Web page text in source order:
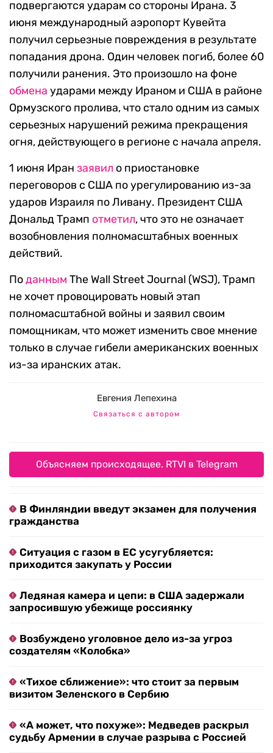
подвергаются ударам со стороны Ирана. 3
июня международный аэропорт Кувейта
получил серьезные повреждения в результате
попадания дрона. Один человек погиб, более 60
получили ранения. Это произошло на фоне
обмена ударами между Ираном и США в районе
Ормузского пролива, что стало одним из самых
серьезных нарушений режима прекращения
огня, действующего в регионе с начала апреля.
1 июня Иран заявил о приостановке
переговоров с США по урегулированию из-за
ударов Израиля по Ливану. Президент США
Дональд Трамп отметил, что это не означает
возобновления полномасштабных военных
действий.
Поданным The Wall Street Journal (WSJ), Трамп
не хочет провоцировать новый этап
полномасштабной войны и заявил своим
помощникам, что может изменить свое мнение
только в случае гибели американских военных
из-за иранских атак.
Евгения Лепехина
Связаться с автором
Объясняем происходящее. RTVI в Telegram
В Финляндии введут экзамен для получения
гражданства
Ситуация с газом в ЕС усугубляется:
приходится закупать у России
Ледяная камера и цепи: в США задержали
запросившую убежище россиянку
Возбуждено уголовное дело из-за угроз
создателям «Колобка»
«Тихое сближение»: что стоит за первым
визитом Зеленского в Сербию
«А может, что похуже»: Медведев раскрыл
судьбу Армении в случае разрыва с Россией